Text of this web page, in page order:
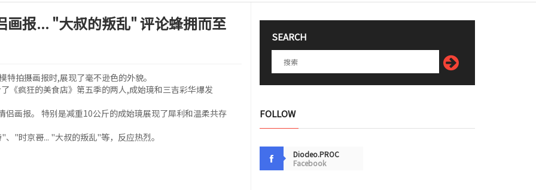
报... "大叔的叛乱" 评论蜂拥而至
拍摄画报时,展现了毫不逊色的外貌。
《疯狂的美食店》第五季的两人,成始璄和三吉彩华爆发
画报。 特别是减重10公斤的成始璄展现了犀利和温柔共存
"时京哥... "大叔的叛乱"等，反应热烈。
SEARCH
FOLLOW
Diodeo.PROC
Facebook